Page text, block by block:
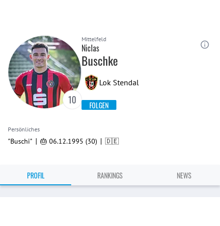
10
Mittelfeld
Niclas
Buschke
Lok Stendal
FOLGEN
Persönliches
"Buschi" | 🎂 06.12.1995 (30) | 🇩🇪
PROFIL RANKINGS NEWS